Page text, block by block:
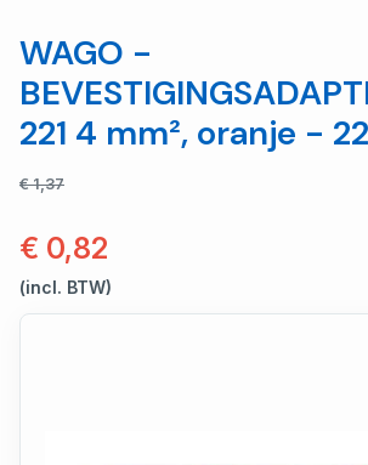
WAGO -
221 4 mm², oranje -
€ 1,37
€ 0,82
(incl. BTW)